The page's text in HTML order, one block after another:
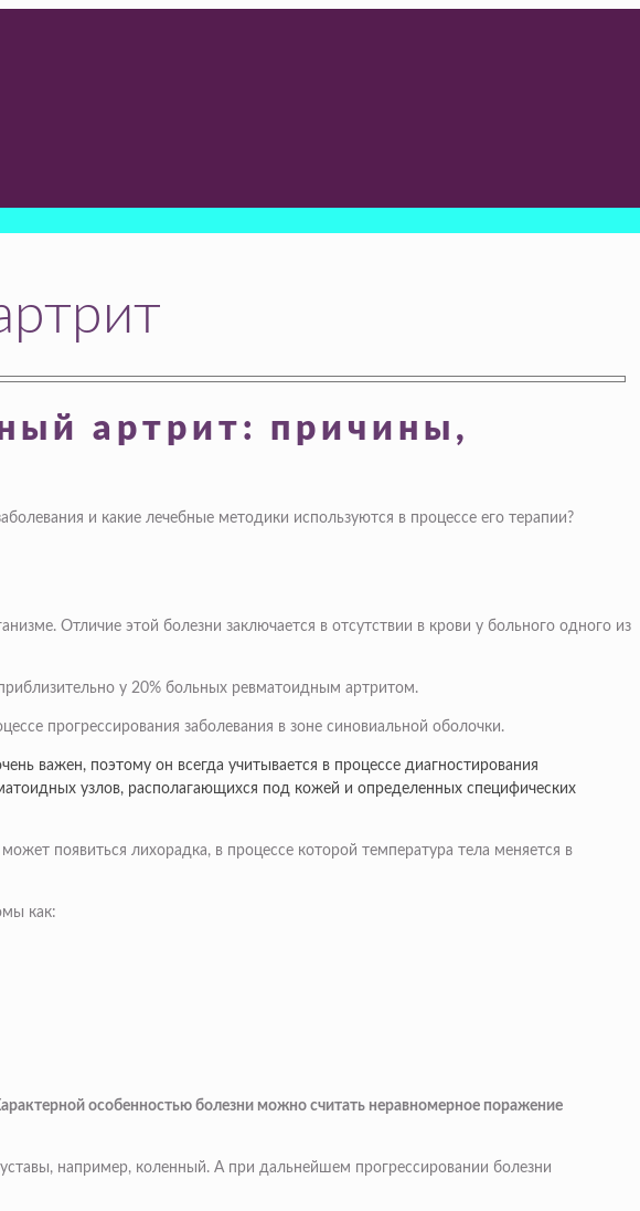
артрит: причины,
и какие лечебные методики используются в процессе его терапии?
Отличие этой болезни заключается в отсутствии в крови у больного одного из
у 20% больных ревматоидным артритом.
прогрессирования заболевания в зоне синовиальной оболочки.
важен, поэтому он всегда учитывается в процессе диагностирования
узлов, располагающихся под кожей и определенных специфических
появиться лихорадка, в процессе которой температура тела меняется в
как:
особенностью болезни можно считать неравномерное поражение
например, коленный. А при дальнейшем прогрессировании болезни